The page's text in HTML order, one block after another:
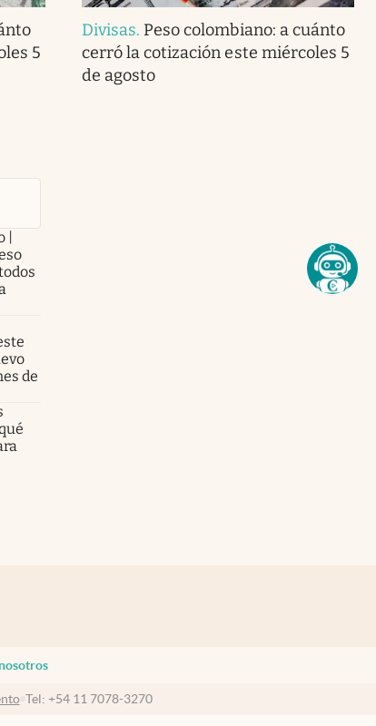
5
Divisas. Peso colombiano: a cuánto
cerró la cotización este miércoles 5
de agosto
|
de
Tel: +54 11 7078-3270